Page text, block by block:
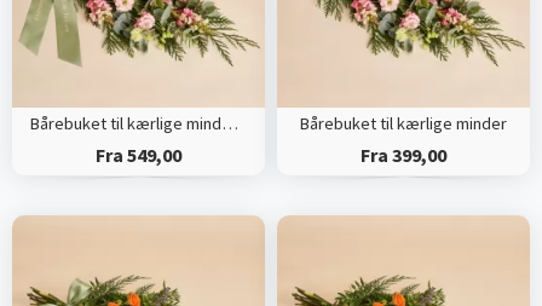
Bårebuket til kærlige minder med bånd
Fra 549,00
Bårebuket til kærlige minder
Fra 399,00